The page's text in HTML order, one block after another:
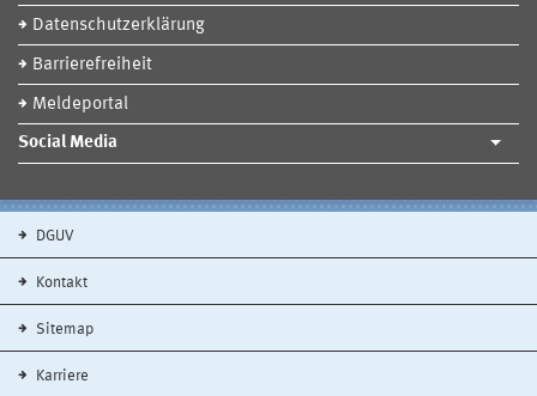
Datenschutzerklärung
Barrierefreiheit
Meldeportal
Social Media
DGUV
Kontakt
Sitemap
Karriere